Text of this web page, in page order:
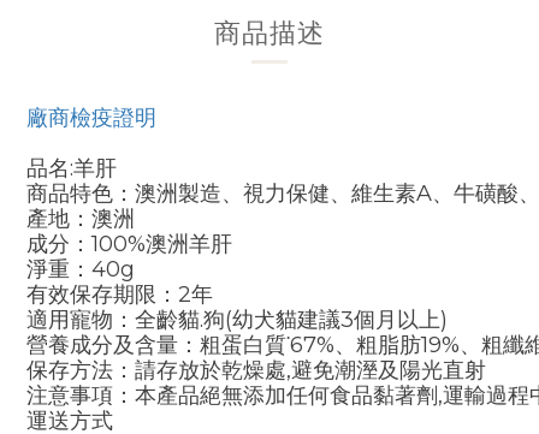
商品描述
廠商檢疫證明
品名:羊肝
商品特色：澳洲製造、視力保健、維生素A、牛磺酸
產地：澳洲
成分：100%澳洲羊肝
淨重：40g
有效保存期限：2年
適用寵物：全齡貓.狗(幼犬貓建議3個月以上)
營養成分及含量：粗蛋白質˙67%、粗脂肪19%、粗
保存方法：請存放於乾燥處,避免潮溼及陽光直射
注意事項：本產品絕無添加任何食品黏著劑,運輸過
運送方式